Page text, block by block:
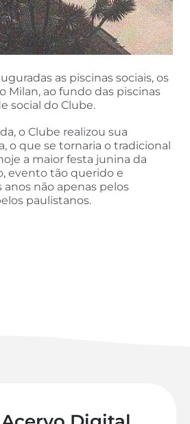
as piscinas sociais, os
Milan, ao fundo das piscinas
social do Clube.
o Clube realizou sua
o que se tornaria o tradicional
a maior festa junina da
evento tão querido e
não apenas pelos
paulistanos.